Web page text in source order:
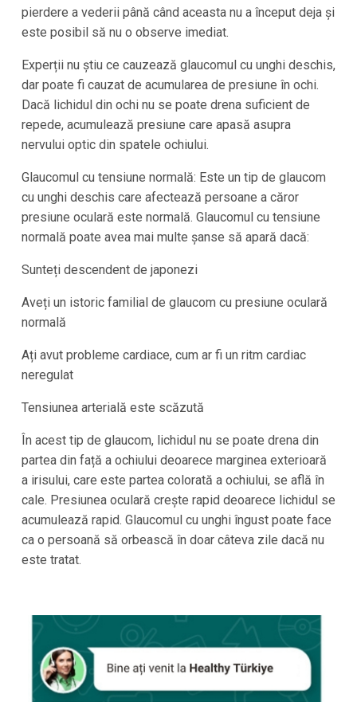
pierdere a vederii până când aceasta nu a început deja și
este posibil să nu o observe imediat.
Experții nu știu ce cauzează glaucomul cu unghi deschis,
dar poate fi cauzat de acumularea de presiune în ochi.
Dacă lichidul din ochi nu se poate drena suficient de
repede, acumulează presiune care apasă asupra
nervului optic din spatele ochiului.
Glaucomul cu tensiune normală: Este un tip de glaucom
cu unghi deschis care afectează persoane a căror
presiune oculară este normală. Glaucomul cu tensiune
normală poate avea mai multe șanse să apară dacă:
Sunteți descendent de japonezi
Aveți un istoric familial de glaucom cu presiune oculară
normală
Ați avut probleme cardiace, cum ar fi un ritm cardiac
neregulat
Tensiunea arterială este scăzută
În acest tip de glaucom, lichidul nu se poate drena din
partea din față a ochiului deoarece marginea exterioară
a irisului, care este partea colorată a ochiului, se află în
cale. Presiunea oculară crește rapid deoarece lichidul se
acumulează rapid. Glaucomul cu unghi îngust poate face
ca o persoană să orbească în doar câteva zile dacă nu
este tratat.